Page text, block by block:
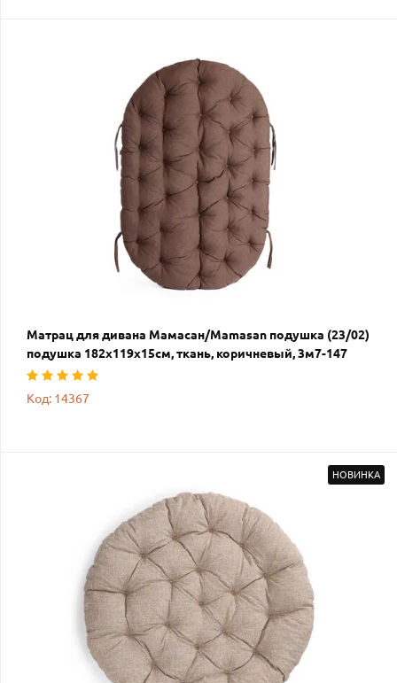
Матрац для дивана Мамасан/Mamasan подушка (23/02)
подушка 182х119х15см, ткань, коричневый, 3м7-147
Код: 14367
НОВИНКА